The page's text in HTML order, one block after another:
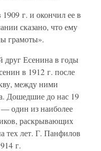
г. и окончил ее в
сказано, что ему
грамоты».
Есенина в годы
в 1912 г. после
между ними
Дошедшие до нас 19
один из наиболее
раскрывающих
тех лет. Г. Панфилов
г.